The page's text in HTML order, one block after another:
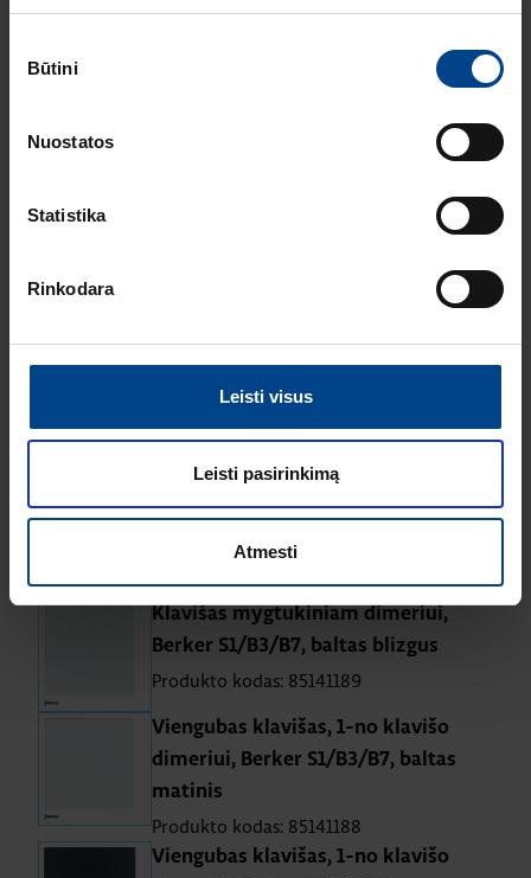
pasirinkimas
Būtini
Nuostatos
Statistika
Rinkodara
Leisti visus
Leisti pasirinkimą
Atmesti
Mygtukinis dimeris, KNX Radio
Viengubi klavišai
mygtukiniams dimeriams
Klavišas mygtukiniam dimeriui,
Berker S1/B3/B7, baltas blizgus
Produkto kodas: 85141189
Viengubas klavišas, 1-no klavišo
dimeriui, Berker S1/B3/B7, baltas
matinis
Produkto kodas: 85141188
Viengubas klavišas, 1-no klavišo